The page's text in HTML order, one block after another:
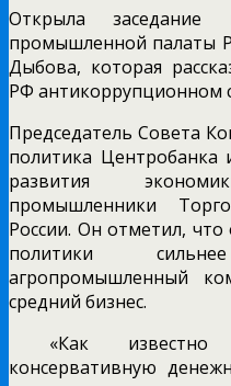
Открыла заседание
промышленной палаты
Дыбова, которая
РФ антикоррупционном
Председатель Совета
политика Центробанка
развития
промышленники
России. Он отметил,
политики
агропромышленный
средний бизнес.
«Как известно
консервативную